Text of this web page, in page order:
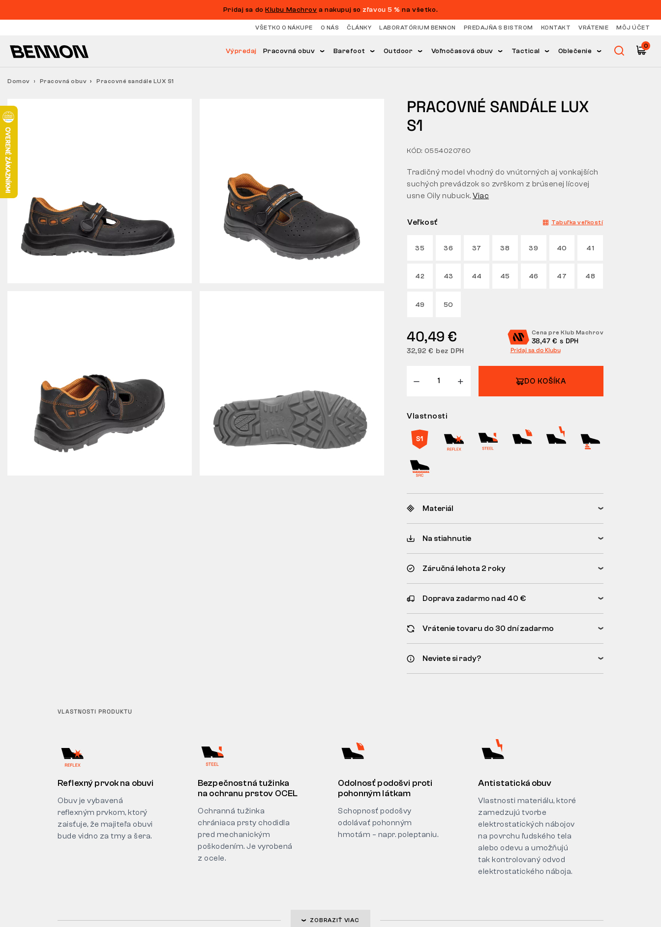
Pridaj sa doKlubu Machrov a nakupuj so zľavou 5 % na všetko.
VŠETKO O NÁKUPE O NÁS ČLÁNKY LABORATÓRIUM BENNON PREDAJŇA S BISTROM KONTAKT VRÁTENIE MÔJ ÚČET
Výpredaj Pracovná obuv Barefoot Outdoor Voľnočasová obuv Tactical Oblečenie
0
Domov Pracovná obuv Pracovné sandále LUX S1
PRACOVNÉ SANDÁLE LUX
S1
KÓD: 0554020760
Veľkosť Tabuľka veľkostí
35 36 37 38 39 40 41
42 43 44 45 46 47 48
49 50
40,49 €
32,92 € bez DPH
Cena pre Klub Machrov
38,47 € s DPH
Pridaj sa do Klubu
DO KOŠÍKA
Vlastnosti
Tradičný model vhodný do vnútorných aj vonkajších
suchých prevádzok so zvrškom z brúsenej lícovej
usne Oily nubuck. Viac
Materiál
Na stiahnutie
Záručná lehota 2 roky
Doprava zadarmo nad 40 €
Vrátenie tovaru do 30 dní zadarmo
Neviete si rady?
VLASTNOSTI PRODUKTU
Reflexný prvok na obuvi
Obuv je vybavená
reflexným prvkom, ktorý
zaisťuje, že majiteľa obuvi
bude vidno za tmy a šera.
Bezpečnostná tužinka
na ochranu prstov OCEL
Ochranná tužinka
chrániaca prsty chodidla
pred mechanickým
poškodením. Je vyrobená
z ocele.
Odolnosť podošvi proti
pohonným látkam
Schopnosť podošvy
odolávať pohonným
hmotám – napr. poleptaniu.
Antistatická obuv
Vlastnosti materiálu, ktoré
zamedzujú tvorbe
elektrostatických nábojov
na povrchu ľudského tela
alebo odevu a umožňujú
tak kontrolovaný odvod
elektrostatického náboja.
ZOBRAZIŤ VIAC